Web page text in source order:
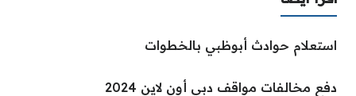
استعلام حوادث أبوظبي بالخطوات
دفع مخالفات مواقف دبي أون لاين 2024